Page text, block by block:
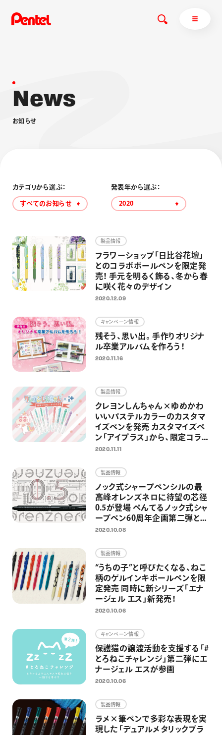
商品を探す
ブラッシュ（筆）
その他
採用情報
運営会社
News
お知 らせ
カテゴリから選ぶ：
すべてのお知らせ
発表年から選ぶ：
2020
製品情報
フラワーショップ「日比谷花壇」
とのコラボボールペンを限定発
売！ 手元を明るく飾る、冬から春
に咲く花々のデザイン
2020.12.09
キャンペーン情報
残そう、思い出。手作りオリジナ
ル卒業アルバムを作ろう！
2020.11.16
製品情報
クレヨンしんちゃん×ゆめかわ
いいパステルカラーのカスタマ
イズペンを発売 カスタマイズペ
ン「アイプラス」から、限定コラ
ボレーションデザイン登場
2020.11.11
製品情報
ノック式シャープペンシルの最
高峰オレンズネロに待望の芯径
0.5が登場 ぺんてるノック式シャ
ープペン60周年企画第二弾とし
て
2020.10.08
製品情報
“うちの子”と呼びたくなる、ねこ
柄のゲルインキボールペンを限
定発売 同時に新シリーズ「エナ
ージェル エス」新発売！
2020.10.06
キャンペーン情報
保護猫の譲渡活動を支援する「#
とろねこチャレンジ」第二弾にエ
ナージェル エスが参画
2020.10.06
製品情報
ラメ×筆ペンで多彩な表現を実
現した「デュアルメタリックブラ